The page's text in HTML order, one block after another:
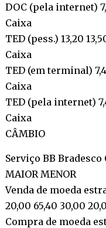
DOC (pela internet)
Caixa
TED (pess.) 13,20
Caixa
TED (em terminal)
Caixa
TED (pela internet)
Caixa
CÂMBIO
Serviço BB Bradesco
MAIOR MENOR
Venda de moeda
20,00 65,40 30,00
Compra de moeda